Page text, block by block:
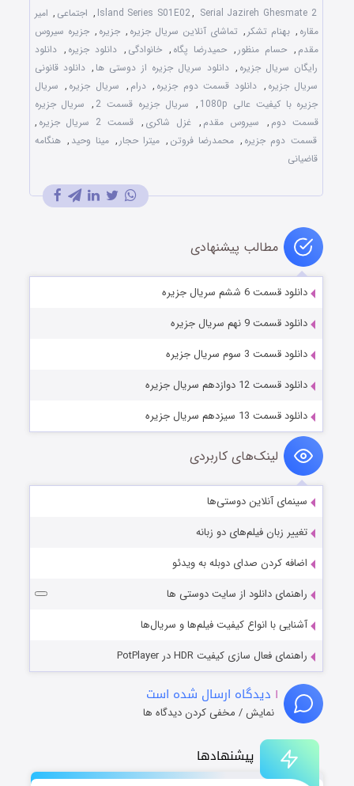
پیشنهادها
Island Series S01E02, Serial Jazireh Ghesmate 2
, اجتماعی , امیر
مقاره , بهنام تشکر , تماشای آنلاین سریال جزیره , جزیره , جزیره سیروس
مقدم , حسام منظور , حمیدرضا پگاه , خانوادگی , دانلود جزیره , دانلود
رایگان سریال جزیره , دانلود سریال جزیره از دوستی ها , دانلود قانونی
سریال جزیره , دانلود قسمت دوم جزیره , درام , سریال جزیره , سریال
جزیره با کیفیت عالی 1080p
, سریال جزیره قسمت 2 , سریال جزیره
قسمت دوم , سیروس مقدم , غزل شاکری , قسمت 2 سریال جزیره
,
قسمت دوم جزیره , محمدرضا فروتن , میترا حجار , مینا وحید , هنگامه
قاضیانی
مطالب پیشنهادی
دانلود قسمت 6 ششم سریال جزیره
دانلود قسمت 9 نهم سریال جزیره
دانلود قسمت 3 سوم سریال جزیره
دانلود قسمت 12 دوازدهم سریال جزیره
دانلود قسمت 13 سیزدهم سریال جزیره
لینک‌های کاربردی
سینمای آنلاین دوستی‌ها
تغییر زبان فیلم‌های دو زبانه
اضافه کردن صدای دوبله به ویدئو
راهنمای دانلود از سایت دوستی ها
آشنایی با انواع کیفیت فیلم‌ها و سریال‌ها
راهنمای فعال سازی کیفیت HDR در PotPlayer
۱ دیدگاه ارسال شده است
نمایش / مخفی کردن دیدگاه ها